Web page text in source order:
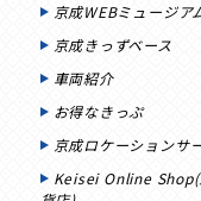
京成WEBミュージア
京成きっずベース
車両紹介
お得なきっぷ
京成ロケーションサ
Keisei Online Shop(